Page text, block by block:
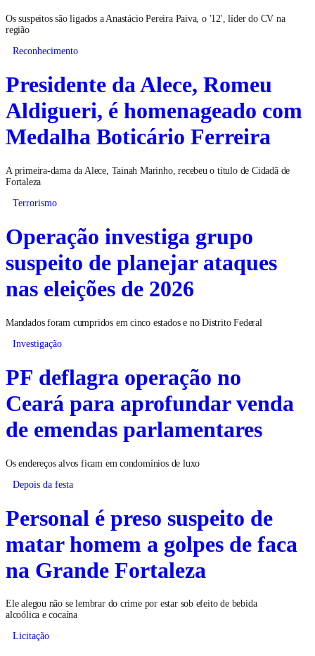
Os suspeitos são ligados a Anastácio Pereira Paiva, o '12', líder do CV na
região
Reconhecimento
Presidente da Alece, Romeu
Aldigueri, é homenageado com
Medalha Boticário Ferreira
A primeira-dama da Alece, Tainah Marinho, recebeu o título de Cidadã de
Fortaleza
Terrorismo
Operação investiga grupo
suspeito de planejar ataques
nas eleições de 2026
Mandados foram cumpridos em cinco estados e no Distrito Federal
Investigação
PF deflagra operação no
Ceará para aprofundar venda
de emendas parlamentares
Os endereços alvos ficam em condomínios de luxo
Depois da festa
Personal é preso suspeito de
matar homem a golpes de faca
na Grande Fortaleza
Ele alegou não se lembrar do crime por estar sob efeito de bebida
alcoólica e cocaína
Licitação